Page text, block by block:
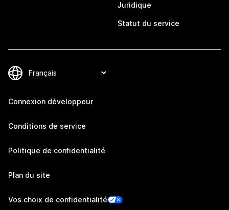
Juridique
Statut du service
Connexion développeur
Conditions de service
Politique de confidentialité
Plan du site
Vos choix de confidentialité